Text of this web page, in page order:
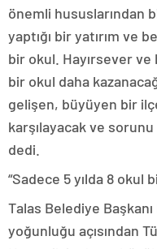
önemli hususlarından
yaptığı bir yatırım ve
bir okul. Hayırsever ve
bir okul daha
gelişen, büyüyen bir
karşılayacak ve
dedi.
“Sadece 5 yılda 8
Talas Belediye
yoğunluğu açısından